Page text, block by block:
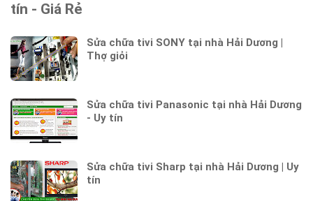
tín - Giá Rẻ
Sửa chữa tivi SONY tại nhà Hải Dương |
Thợ giỏi
Sửa chữa tivi Panasonic tại nhà Hải Dương
- Uy tín
Sửa chữa tivi Sharp tại nhà Hải Dương | Uy
tín